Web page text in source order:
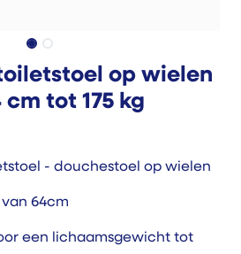
op wielen
tot 175 kg
- douchestoel op wielen
64cm
een lichaamsgewicht tot